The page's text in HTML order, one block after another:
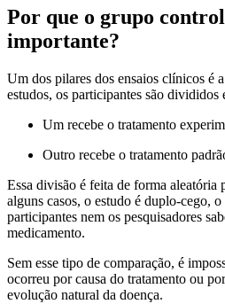
Por que o grupo
importante?
Um dos pilares dos ensaios clínicos é
estudos, os participantes são divididos
Um recebe o tratamento
Outro recebe o tratamento
Essa divisão é feita de forma aleatória
alguns casos, o estudo é duplo-cego,
participantes nem os pesquisadores
medicamento.
Sem esse tipo de comparação, é
ocorreu por causa do tratamento ou
evolução natural da doença.